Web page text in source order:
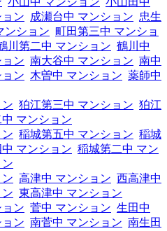
ン 成瀬台中 マンション 忠生
ンション 町田第三中 マンショ
川第二中 マンション 鶴川中
ン 南大谷中 マンション 南中
ン 木曽中 マンション 薬師中
狛江第三中 マンション 狛江
マンション
稲城第五中 マンション 稲城
マンション 稲城第二中 マン
高津中 マンション 西高津中
東高津中 マンション
ン 菅中 マンション 生田中
ン 南菅中 マンション 南生田